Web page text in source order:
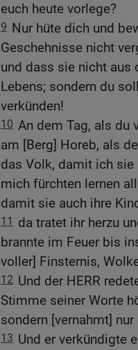
euch heute vorlege?
9 Nur hüte dich und
Geschehnisse nicht
und dass sie nicht aus
Lebens; sondern du
verkünden!
10 An dem Tag, als du
am [Berg] Horeb, als
das Volk, damit ich
mich fürchten lernen
damit sie auch ihre
11
da tratet ihr herzu
brannte im Feuer bis
voller] Finsternis,
12 Und der HERR
Stimme seiner Worte
sondern [vernahmt]
13 Und er verkündigte